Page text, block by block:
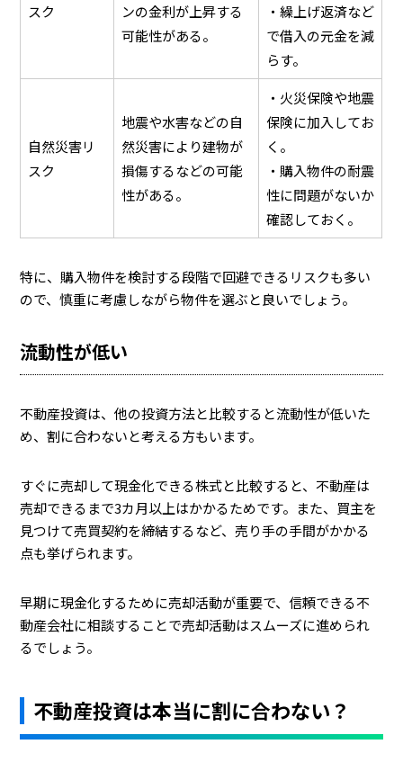
スク
ンの金利が上昇する
可能性がある。
・繰上げ返済など
で借入の元金を減
らす。
自然災害リ
スク
地震や水害などの自
然災害により建物が
損傷するなどの可能
性がある。
・火災保険や地震
保険に加入してお
く。
・購入物件の耐震
性に問題がないか
確認しておく。
特に、購入物件を検討する段階で回避できるリスクも多い
ので、慎重に考慮しながら物件を選ぶと良いでしょう。
流動性が低い
不動産投資は、他の投資方法と比較すると流動性が低いた
め、割に合わないと考える方もいます。
すぐに売却して現金化できる株式と比較すると、不動産は
売却できるまで3カ月以上はかかるためです。また、買主を
見つけて売買契約を締結するなど、売り手の手間がかかる
点も挙げられます。
早期に現金化するために売却活動が重要で、信頼できる不
動産会社に相談することで売却活動はスムーズに進められ
るでしょう。
不動産投資は本当に割に合わない？